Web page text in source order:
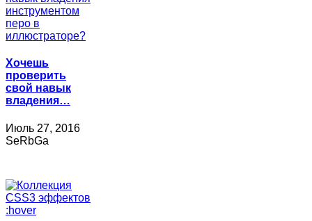
Хочешь
проверить
свой навык
владения…
Июль 27, 2016
SeRbGa